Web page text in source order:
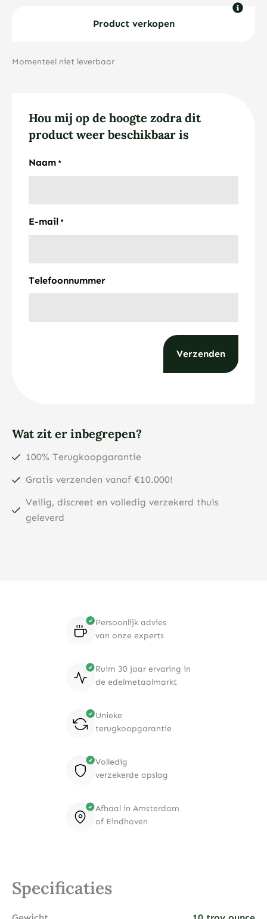
Product verkopen
Momenteel niet leverbaar
Hou mij op de hoogte zodra dit
product weer beschikbaar is
Naam *
E-mail *
Telefoonnummer
Wat zit er inbegrepen?
100% Terugkoopgarantie
Gratis verzenden vanaf €10.000!
Veilig, discreet en volledig verzekerd thuis
geleverd
Persoonlijk advies
van onze experts
Ruim 30 jaar ervaring in
de edelmetaalmarkt
Unieke
terugkoopgarantie
Volledig
verzekerde opslag
Afhaal in Amsterdam
of Eindhoven
Specificaties